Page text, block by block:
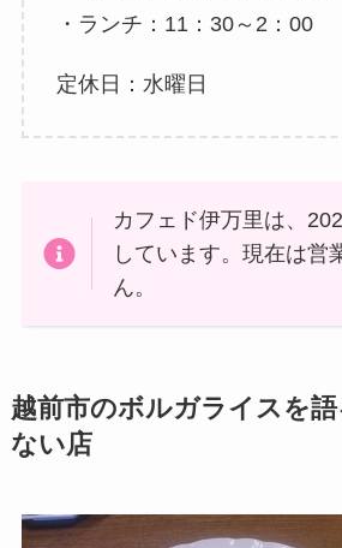
・ランチ：11：30～2：00
定休日：水曜日
カフェド伊万里は、
しています。現在は営
ん。
越前市のボルガライスを
ない店